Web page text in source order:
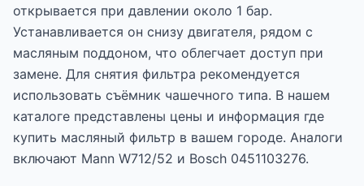
открывается при давлении около 1 бар.
Устанавливается он снизу двигателя, рядом с
масляным поддоном, что облегчает доступ при
замене. Для снятия фильтра рекомендуется
использовать съёмник чашечного типа. В нашем
каталоге представлены цены и информация где
купить масляный фильтр в вашем городе. Аналоги
включают Mann W712/52 и Bosch 0451103276.